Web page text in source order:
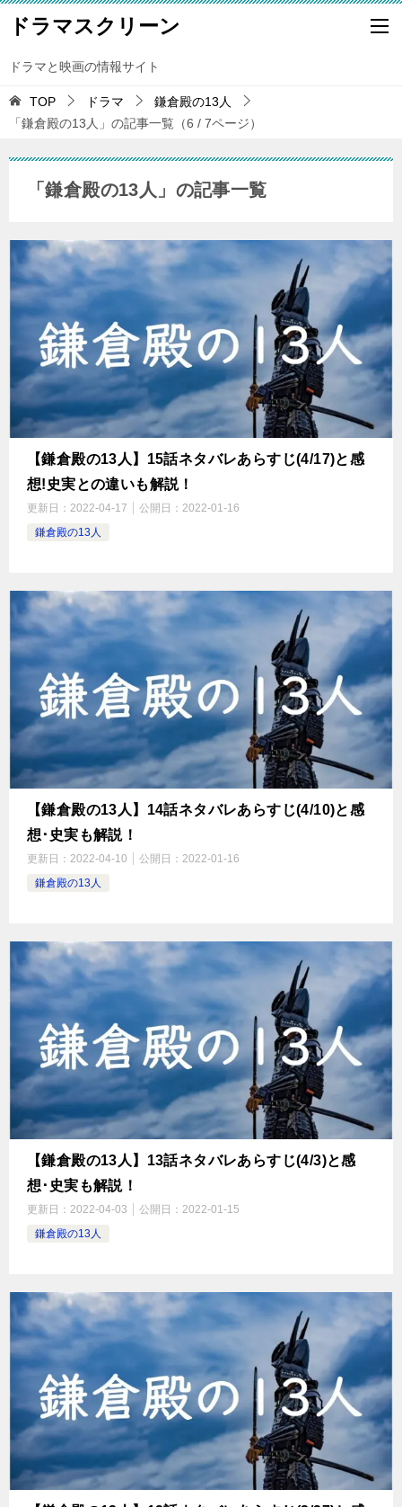
ドラマスクリーン
ドラマと映画の情報サイト
TOP ドラマ
鎌倉殿の13人
「鎌倉殿の13人」の記事一覧（6 / 7ページ）
「鎌倉殿の13人」の記事一覧
【鎌倉殿の13人】15話ネタバレあらすじ(4/17)と感
想!史実との違いも解説！
更新日： 2022-04-17 公開日： 2022-01-16
鎌倉殿の13人
【鎌倉殿の13人】14話ネタバレあらすじ(4/10)と感
想･史実も解説！
更新日： 2022-04-10 公開日： 2022-01-16
鎌倉殿の13人
【鎌倉殿の13人】13話ネタバレあらすじ(4/3)と感
想･史実も解説！
更新日： 2022-04-03 公開日： 2022-01-15
鎌倉殿の13人